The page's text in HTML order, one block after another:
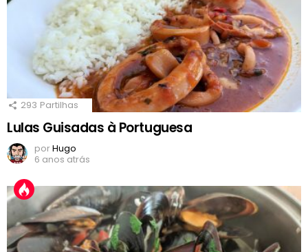
293 Partilhas
Lulas Guisadas à Portuguesa
porHugo
6 anos atrás